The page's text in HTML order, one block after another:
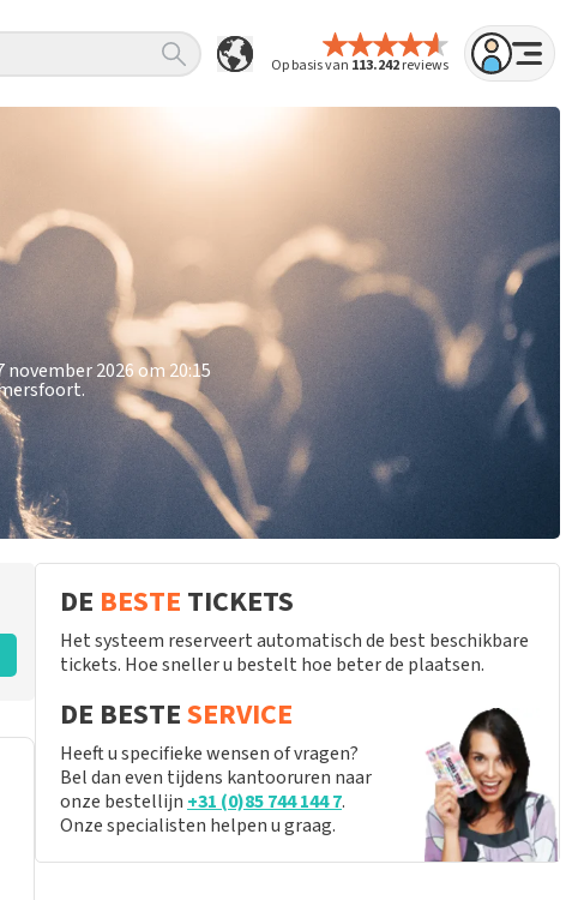
Op basis van 113.242reviews
2026 om 20:15
DE BESTE TICKETS
Het systeem reserveert automatisch de best beschikbare
tickets. Hoe sneller u bestelt hoe beter de plaatsen.
DE BESTESERVICE
Heeft u specifieke wensen of vragen?
Bel dan even tijdens kantooruren naar
onze bestellijn +31 (0)85 744 144 7.
Onze specialisten helpen u graag.